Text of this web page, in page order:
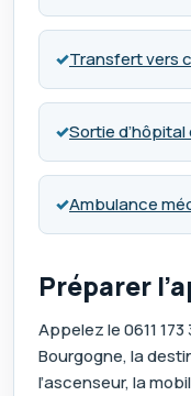
✓Transfert vers
✓Sortie
✓Ambulance
Préparer
Appelez le0611 173
Bourgogne, la
l’ascenseur, la